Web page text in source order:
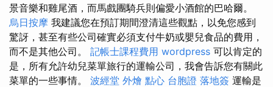
景音樂和雞尾酒，而馬戲團騎兵則偏愛小酒館的巴哈爾。
烏日按摩 我建議您在預訂期間澄清這些觀點，以免您感到
驚訝，甚至有些公司確實必須支付牛奶或嬰兒食品的費用，
而不是其他公司。 記帳士課程費用 wordpress 可以肯定的
是，所有允許幼兒菜單旅行的運輸公司，我會告訴您有關此
菜單的一些事情。 波經堂 外燴 點心 台胞證 落地簽 運輸是